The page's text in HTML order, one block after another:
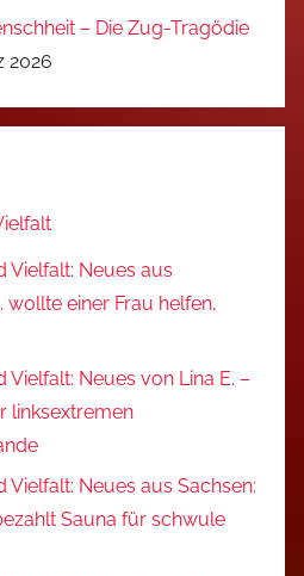
– Die Zug-Tragödie
2026
Vielfalt: Neues aus
wollte einer Frau helfen,
Vielfalt: Neues von Lina E. –
linksextremen
Vielfalt: Neues aus Sachsen:
Sauna für schwule